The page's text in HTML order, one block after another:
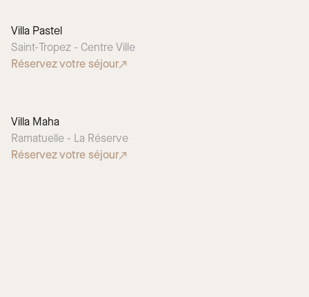
Villa Pastel
Saint-Tropez - Centre Ville
Réservez votre séjour
Villa Maha
Ramatuelle - La Réserve
Réservez votre séjour